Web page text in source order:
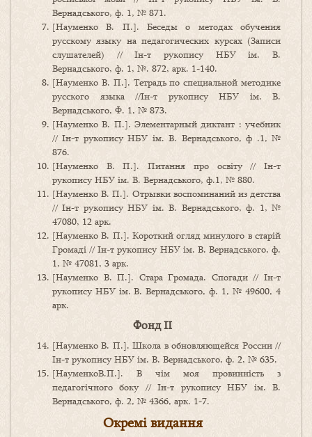
Вернадського, ф. 1, № 871.
[Науменко В. П.]. Беседы о методах обучения
русскому языку на педагогических курсах (Записи
слушателей) // Ін-т рукопису НБУ ім. В.
Вернадського, ф. 1, №. 872, арк. 1-140.
[Науменко В. П.]. Тетрадь по специальной методике
русского языка //Ін-т рукопису НБУ ім. В.
Вернадського, Ф. 1, № 873.
[Науменко В. П.]. Элементарный диктант : учебник
// Ін-т рукопису НБУ ім. В. Вернадського, ф .1, №
876.
[Науменко В. П.]. Питання про освіту // Ін-т
рукопису НБУ ім. В. Вернадського, ф.1, № 880.
[Науменко В. П.]. Отрывки воспоминаний из детства
// Ін-т рукопису НБУ ім. В. Вернадського, ф. 1, №
47080, 12 арк.
[Науменко В. П.]. Короткий огляд минулого в старій
Громаді // Ін-т рукопису НБУ ім. В. Вернадського, ф.
1, № 47081, 3 арк.
[Науменко В. П.]. Стара Громада. Спогади // Ін-т
рукопису НБУ ім. В. Вернадського, ф. 1, № 49600, 4
арк.
Фонд ІІ
[Науменко В. П.]. Школа в обновляющейся России //
Ін-т рукопису НБУ ім. В. Вернадського, ф. 2, № 635.
[НауменкоВ.П.]. В чім моя провинність з
педагогічного боку // Ін-т рукопису НБУ ім. В.
Вернадського, ф. 2, № 4366, арк. 1-7.
Окремі видання